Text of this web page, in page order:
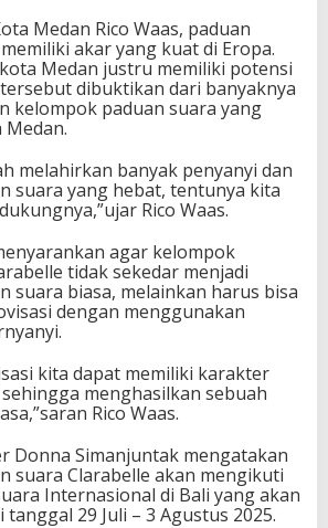
Medan Rico Waas, paduan
akar yang kuat di Eropa.
Medan justru memiliki potensi
dibuktikan dari banyaknya
kelompok paduan suara yang
Medan.
melahirkan banyak penyanyi dan
suara yang hebat, tentunya kita
Rico Waas.
agar kelompok
tidak sekedar menjadi
suara biasa, melainkan harus bisa
dengan menggunakan
kita dapat memiliki karakter
menghasilkan sebuah
Rico Waas.
Donna Simanjuntak mengatakan
suara Clarabelle akan mengikuti
Internasional di Bali yang akan
29 Juli – 3 Agustus 2025.